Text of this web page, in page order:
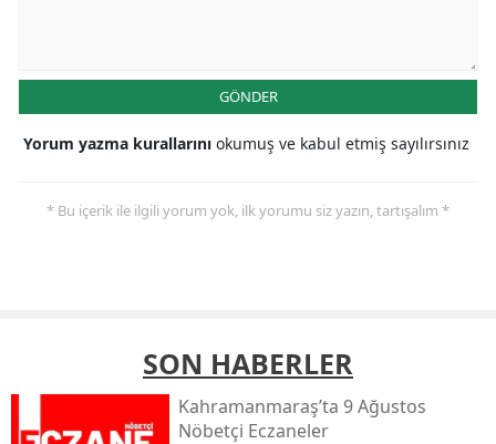
GÖNDER
Yorum yazma kurallarını okumuş ve kabul etmiş sayılırsınız
* Bu içerik ile ilgili yorum yok, ilk yorumu siz yazın, tartışalım *
SON HABERLER
Kahramanmaraş’ta 9 Ağustos
Nöbetçi Eczaneler